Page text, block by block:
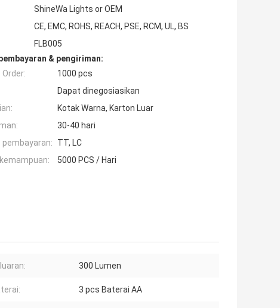
ShineWa Lights or OEM
CE, EMC, ROHS, REACH, PSE, RCM, UL, BS
FLB005
& pengiriman:
1000 pcs
Dapat dinegosiasikan
Kotak Warna, Karton Luar
30-40 hari
TT, LC
5000 PCS / Hari
300 Lumen
3 pcs Baterai AA